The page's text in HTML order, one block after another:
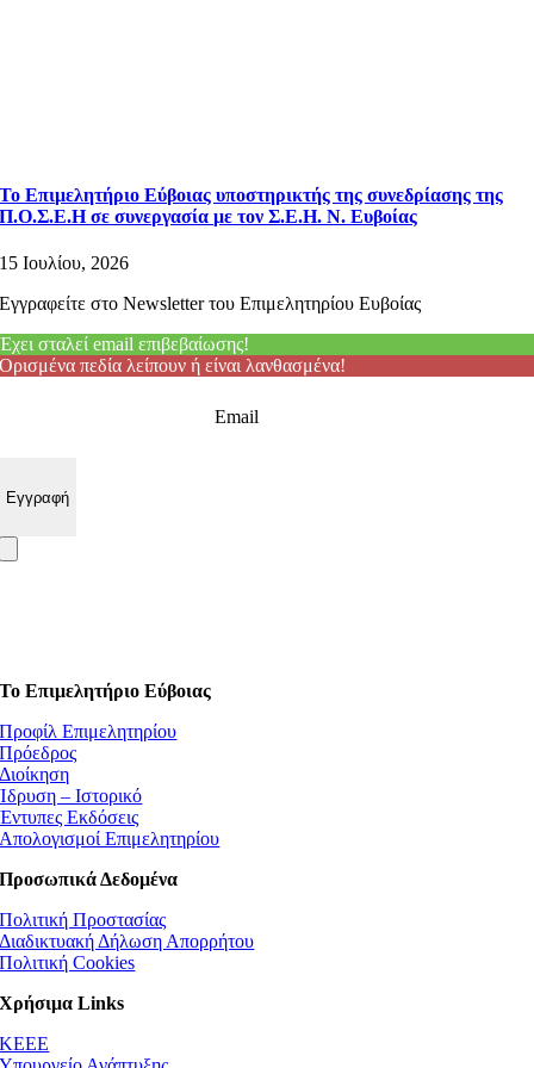
Το Επιμελητήριο Εύβοιας υποστηρικτής της συνεδρίασης της
Π.Ο.Σ.Ε.Η σε συνεργασία με τον Σ.Ε.Η. Ν. Ευβοίας
15 Ιουλίου, 2026
Εγγραφείτε στο Newsletter του Επιμελητηρίου Ευβοίας
Έχει σταλεί email επιβεβαίωσης!
Ορισμένα πεδία λείπουν ή είναι λανθασμένα!
Email
Το Επιμελητήριο Εύβοιας
Προφίλ Επιμελητηρίου
Πρόεδρος
Διοίκηση
Ίδρυση – Ιστορικό
Έντυπες Εκδόσεις
Απολογισμοί Επιμελητηρίου
Προσωπικά Δεδομένα
Πολιτική Προστασίας
Διαδικτυακή Δήλωση Απορρήτου
Πολιτική Cookies
Χρήσιμα Links
ΚEEE